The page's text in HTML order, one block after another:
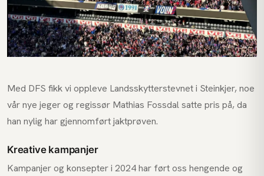
Med DFS fikk vi oppleve Landsskytterstevnet i Steinkjer, noe
vår nye jeger og regissør Mathias Fossdal satte pris på, da
han nylig har gjennomført jaktprøven.
Kreative kampanjer
Kampanjer og konsepter i 2024 har ført oss hengende og